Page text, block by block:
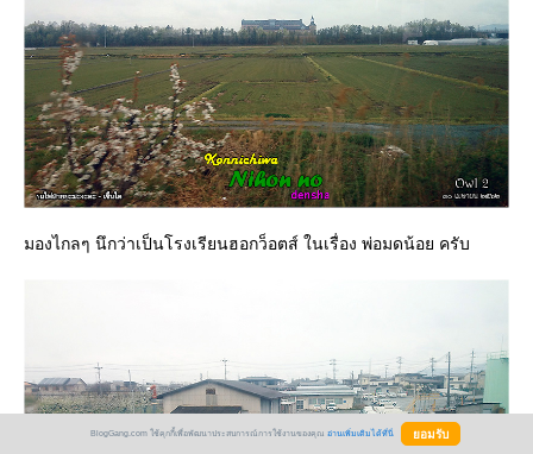
มองไกลๆ นึกว่าเป็นโรงเรียนฮอกว็อตส์ ในเรื่อง พ่อมดน้อย ครับ
BlogGang.com ใช้คุกกี้เพื่อพัฒนาประสบการณ์การใช้งานของคุณ อ่านเพิ่มเติมได้ที่นี่